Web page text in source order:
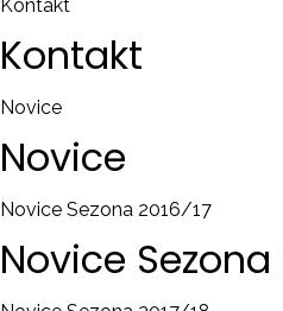
Kontakt
Kontakt
Novice
Novice
Novice Sezona 2016/17
Novice Sezona